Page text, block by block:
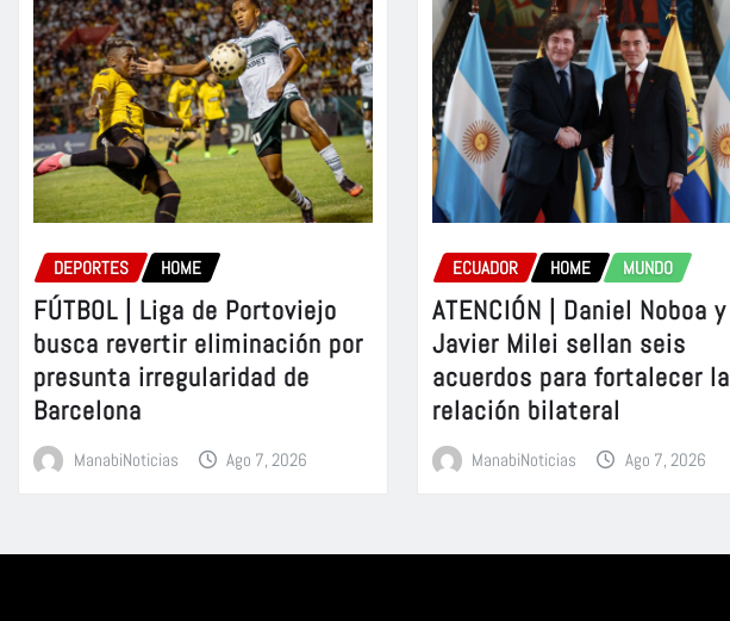
DEPORTES HOME
FÚTBOL | Liga de Portoviejo
busca revertir eliminación por
presunta irregularidad de
Barcelona
ManabiNoticias Ago 7, 2026
ECUADOR HOME MUNDO
ATENCIÓN | Daniel Noboa y
Javier Milei sellan seis
acuerdos para fortalecer la
relación bilateral
ManabiNoticias Ago 7, 2026